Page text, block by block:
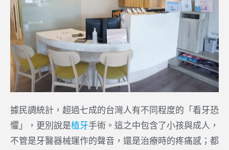
據民調統計，超過七成的台灣人有不同程度的「看牙恐
懼」，更別說是植牙手術。這之中包含了小孩與成人，
不管是牙醫器械運作的聲音，還是治療時的疼痛感；都